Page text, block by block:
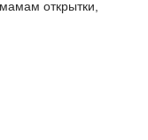
открытки,